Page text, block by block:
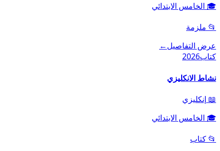
🎓 الخامس الابتدائي
📂 ملزمة
عرض التفاصيل←
كتاب2026
نشاط الانكليزي
📖 إنكليزي
🎓 الخامس الابتدائي
📂 كتاب